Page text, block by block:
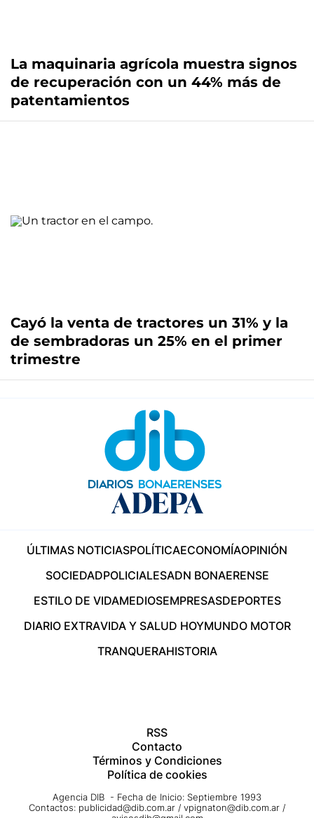
La maquinaria agrícola muestra signos
de recuperación con un 44% más de
patentamientos
Cayó la venta de tractores un 31% y la
de sembradoras un 25% en el primer
trimestre
ÚLTIMAS NOTICIASPOLÍTICAECONOMÍAOPINIÓN
SOCIEDADPOLICIALESADN BONAERENSE
ESTILO DE VIDAMEDIOSEMPRESASDEPORTES
DIARIO EXTRAVIDA Y SALUD HOYMUNDO MOTOR
TRANQUERAHISTORIA
RSS
Contacto
Términos y Condiciones
Política de cookies
Agencia DIB - Fecha de Inicio: Septiembre 1993
Contactos: publicidad@dib.com.ar / vpignaton@dib.com.ar /